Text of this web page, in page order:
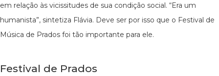
em relação às vicissitudes de sua condição social. “Era um
humanista”, sintetiza Flávia. Deve ser por isso que o Festival de
Música de Prados foi tão importante para ele.
Festival de Prados